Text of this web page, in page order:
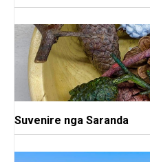
Suvenire nga Saranda